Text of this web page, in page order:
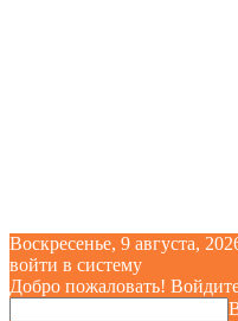
Воскресенье, 9 августа,
войти в систему
Добро пожаловать!